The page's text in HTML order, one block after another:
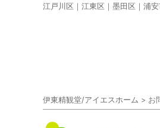
江戸川区｜江東区｜墨田区｜浦
伊東精観堂/アイエスホーム > お